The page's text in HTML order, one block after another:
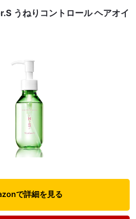
うねりコントロール ヘアオイ
で詳細を見る